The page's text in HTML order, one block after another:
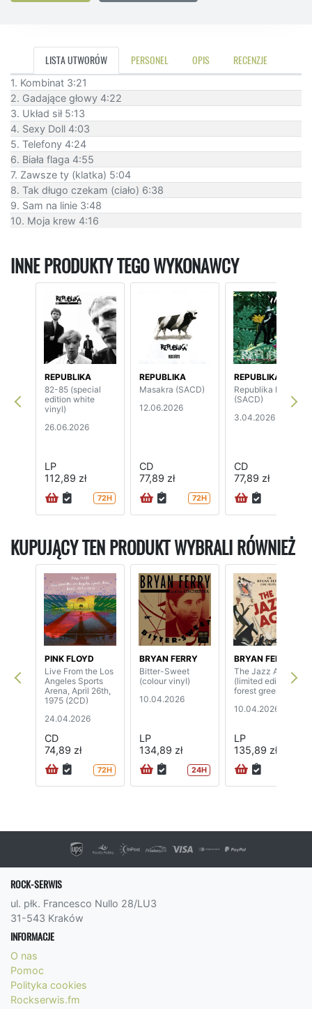
LISTA UTWORÓW PERSONEL OPIS RECENZJE
1. Kombinat 3:21
2. Gadające głowy 4:22
3. Układ sił 5:13
4. Sexy Doll 4:03
5. Telefony 4:24
6. Biała flaga 4:55
7. Zawsze ty (klatka) 5:04
8. Tak długo czekam (ciało) 6:38
9. Sam na linie 3:48
10. Moja krew 4:16
INNE PRODUKTY TEGO WYKONAWCY
REPUBLIKA
82-85 (special
edition white
vinyl)
26.06.2026
LP
112,89 zł
72H
REPUBLIKA
Masakra (SACD)
12.06.2026
CD
77,89 zł
72H
REPUBLIKA
Republika Marzeń
(SACD)
3.04.2026
CD
77,89 zł
KUPUJĄCY TEN PRODUKT WYBRALI RÓWNIEŻ
PINK FLOYD
Live From the Los
Angeles Sports
Arena, April 26th,
1975 (2CD)
24.04.2026
CD
74,89 zł
72H
BRYAN FERRY
Bitter-Sweet
(colour vinyl)
10.04.2026
LP
134,89 zł
24H
BRYAN FERRY
The Jazz Age
(limited edition
forest green vinyl)
10.04.2026
LP
135,89 zł
ROCK-SERWIS
ul. płk. Francesco Nullo 28/LU3
31-543 Kraków
INFORMACJE
O nas
Pomoc
Polityka cookies
Rockserwis.fm